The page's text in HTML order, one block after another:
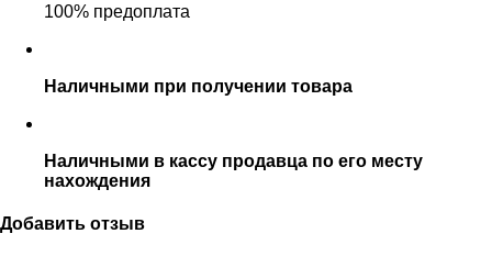
100% предоплата
Наличными при получении товара
Наличными в кассу продавца по его месту
нахождения
Добавить отзыв